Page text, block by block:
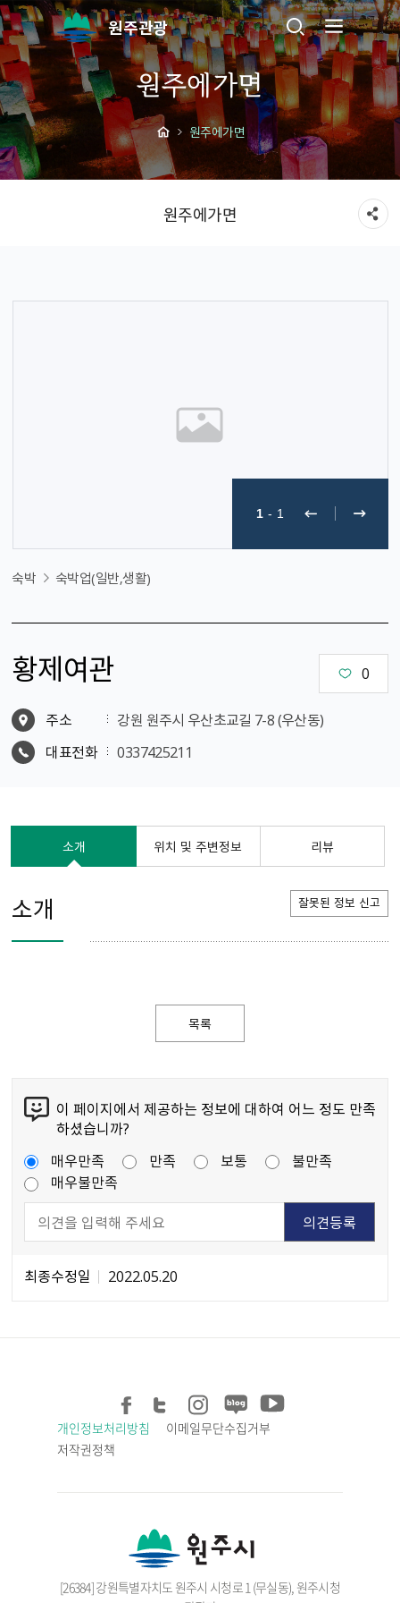
원주관광
원주에가면
원주에가면
원주에가면
1 - 1
숙박 숙박업(일반,생활)
황제여관 0
주소
강원 원주시 우산초교길 7-8 (우산동)
대표전화
0337425211
소개 위치 및 주변정보 리뷰
소개 잘못된 정보 신고
목록
이 페이지에서 제공하는 정보에 대하여 어느 정도 만족
하셨습니까?
매우만족
만족 보통
불만족
매우불만족
최종수정일 2022.05.20
개인정보처리방침
이메일무단수집거부
저작권정책
[26384] 강원특별자치도 원주시 시청로 1 (무실동), 원주시청